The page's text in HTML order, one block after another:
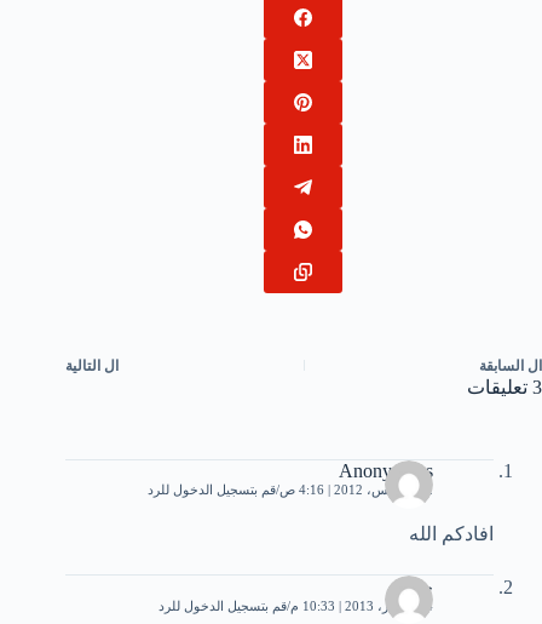
ال السابقة ال التالية
3 تعليقات
Anonymous
2 أغسطس، 2012 | 4:16 ص قم بتسجيل الدخول للرد
افادكم الله
حنان
4 ديسمبر، 2013 | 10:33 م قم بتسجيل الدخول للرد